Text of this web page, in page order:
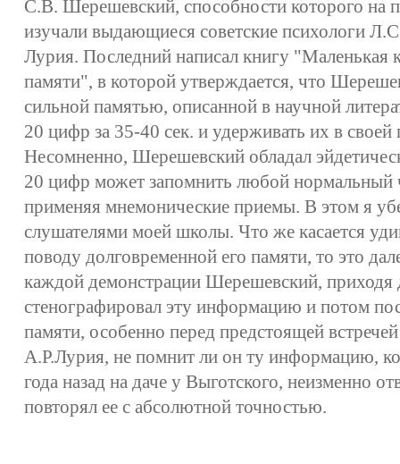
С.В. Шерешевский, способности которого на
изучали выдающиеся советские психологи
Лурия. Последний написал книгу "Маленькая
памяти", в которой утверждается, что
сильной памятью, описанной в научной
20 цифр за 35-40 сек. и удерживать их в своей
Несомненно, Шерешевский обладал
20 цифр может запомнить любой нормальный
применяя мнемонические приемы. В этом я
слушателями моей школы. Что же касается
поводу долговременной его памяти, то это
каждой демонстрации Шерешевский, приходя
стенографировал эту информацию и потом
памяти, особенно перед предстоящей
А.Р.Лурия, не помнит ли он ту информацию,
года назад на даче у Выготского, неизменно
повторял ее с абсолютной точностью.